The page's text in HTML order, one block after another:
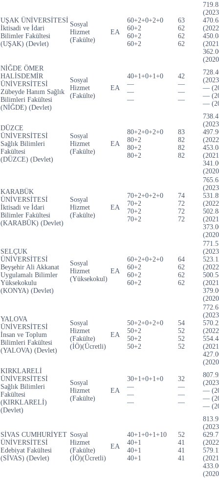
UŞAK ÜNİVERSİTESİ
İktisadi ve İdari
Bilimler Fakültesi
(UŞAK) (Devlet)
Sosyal
Hizmet
(Fakülte)
EA
60+2+0+2+0
60+2
60+2
60+2
63
62
62
62
NİĞDE ÖMER
HALİSDEMİR
ÜNİVERSİTESİ
Zübeyde Hanım Sağlık
Bilimleri Fakültesi
(NİĞDE) (Devlet)
Sosyal
Hizmet
(Fakülte)
EA
40+1+0+1+0
—
—
—
42
—
—
—
—
—
—
DÜZCE
ÜNİVERSİTESİ
Sağlık Bilimleri
Fakültesi
(DÜZCE) (Devlet)
Sosyal
Hizmet
(Fakülte)
EA
80+2+0+2+0
80+2
80+2
80+2
83
82
82
82
KARABÜK
ÜNİVERSİTESİ
İktisadi ve İdari
Bilimler Fakültesi
(KARABÜK) (Devlet)
Sosyal
Hizmet
(Fakülte)
EA
70+2+0+2+0
70+2
70+2
70+2
74
72
72
72
SELÇUK
ÜNİVERSİTESİ
Beyşehir Ali Akkanat
Uygulamalı Bilimler
Yüksekokulu
(KONYA) (Devlet)
Sosyal
Hizmet
(Yüksekokul)
EA
60+2+0+2+0
60+2
60+2
60+2
64
62
62
62
YALOVA
ÜNİVERSİTESİ
İnsan ve Toplum
Bilimleri Fakültesi
(YALOVA) (Devlet)
Sosyal
Hizmet
(Fakülte)
(İÖ)(Ücretli)
EA
50+2+0+2+0
50+2
50+2
50+2
54
52
52
52
KIRKLARELİ
ÜNİVERSİTESİ
Sağlık Bilimleri
Fakültesi
(KIRKLARELİ)
(Devlet)
Sosyal
Hizmet
(Fakülte)
EA
30+1+0+1+0
—
—
—
32
—
—
—
—
—
—
SİVAS CUMHURİYET
ÜNİVERSİTESİ
Edebiyat Fakültesi
(SİVAS) (Devlet)
Sosyal
Hizmet
(Fakülte)
(İÖ)(Ücretli)
EA
40+1+0+1+10
40+1
40+1
40+1
52
41
41
41